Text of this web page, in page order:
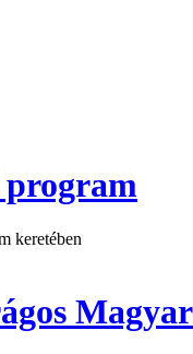
program
keretében